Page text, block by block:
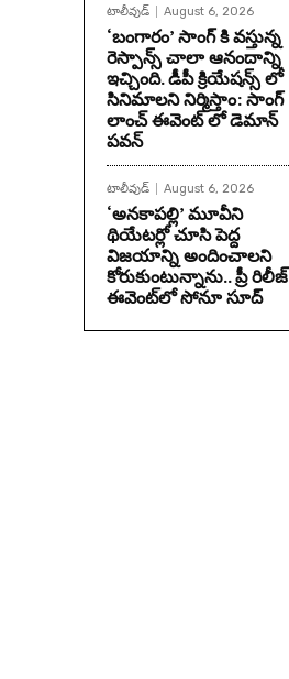
టాలీవుడ్ August 6, 2026
‘బంగారం’ సాంగ్ కి వస్తున్న
రెస్పాన్స్ చాలా ఆనందాన్ని
ఇచ్చింది. డీపీ క్రియేషన్స్ లో
సినిమాలని నిర్మిస్తాం: సాంగ్
లాంచ్ ఈవెంట్ లో డెమాన్
పవన్
టాలీవుడ్ August 6, 2026
‘అనకాపల్లి’ మూవీని
థియేటర్లో చూసి పెద్ద
విజయాన్ని అందించాలని
కోరుకుంటున్నాను.. ప్రీ రిలీజ్
ఈవెంట్‌లో సోనూ సూద్